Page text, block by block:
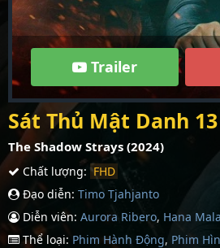
Trailer
Sát Thủ Mật Danh 13
The Shadow Strays (2024)
Chất lượng: FHD
Đạo diễn: Timo Tjahjanto
Diễn viên: Aurora Ribero, Hana
Thể loại: Phim Hành Động, Phim